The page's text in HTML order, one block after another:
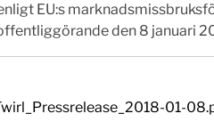
EU:s
den 8 januari
01-